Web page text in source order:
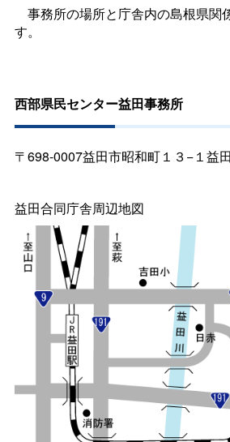
事務所の場所と庁舎内の島根県関
す。
西部県民センター益田事務所
〒698-0007益田市昭和町１３−１益
益田合同庁舎周辺地図